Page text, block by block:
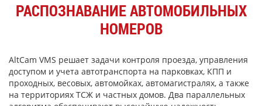
РАСПОЗНАВАНИЕ АВТОМОБИЛЬНЫХ
НОМЕРОВ
AltCam VMS решает задачи контроля проезда, управления
доступом и учета автотранспорта на парковках, КПП и
проходных, весовых, автомойках, автомагистралях, а также
на территориях ТСЖ и частных домов. Два параллельных